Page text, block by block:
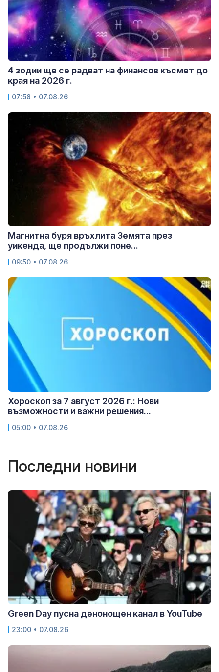
4 зодии ще се радват на финансов късмет до
края на 2026 г.
07:58 • 07.08.26
Магнитна буря връхлита Земята през
уикенда, ще продължи поне...
09:50 • 07.08.26
Хороскоп за 7 август 2026 г.: Нови
възможности и важни решения...
05:00 • 07.08.26
Последни новини
Green Day пусна денонощен канал в YouTube
23:00 • 07.08.26